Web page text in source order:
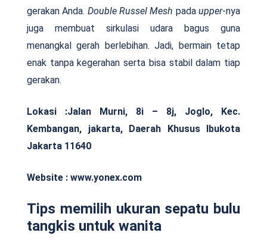
gerakan Anda. Double Russel Mesh padaupper-nya
juga membuat sirkulasi udara bagus guna
menangkal gerah berlebihan. Jadi, bermain tetap
enak tanpa kegerahan serta bisa stabil dalam tiap
gerakan.
Lokasi :Jalan Murni, 8i – 8j, Joglo, Kec.
Kembangan, jakarta, Daerah Khusus Ibukota
Jakarta 11640
Website : www.yonex.com
Tips memilih ukuran sepatu bulu
tangkis untuk wanita